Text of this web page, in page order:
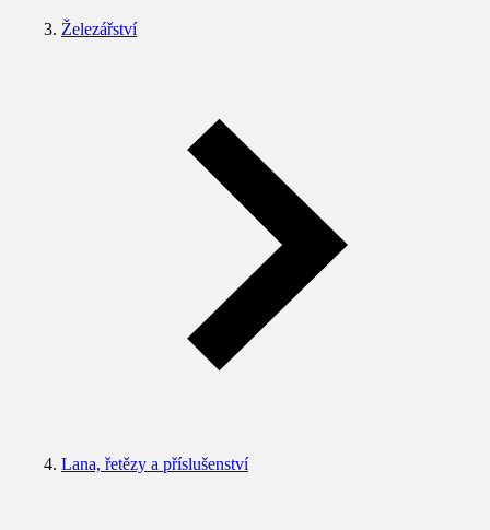
Železářství
Lana, řetězy a příslušenství